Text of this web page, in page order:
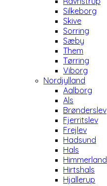
Silkeborg
Skive
Sorring
Sæby
Them
Tørring
Viborg
Nordjylland
Aalborg
Als
Brønderslev
Fjerritslev
Frejlev
Hadsund
Hals
Himmerland
Hirtshals
Hjallerup